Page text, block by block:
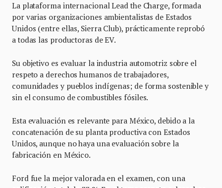
La plataforma internacional Lead the Charge, formada
por varias organizaciones ambientalistas de Estados
Unidos (entre ellas, Sierra Club), prácticamente reprobó
a todas las productoras de EV.
Su objetivo es evaluar la industria automotriz sobre el
respeto a derechos humanos de trabajadores,
comunidades y pueblos indígenas; de forma sostenible y
sin el consumo de combustibles fósiles.
Esta evaluación es relevante para México, debido a la
concatenación de su planta productiva con Estados
Unidos, aunque no haya una evaluación sobre la
fabricación en México.
Ford fue la mejor valorada en el examen, con una